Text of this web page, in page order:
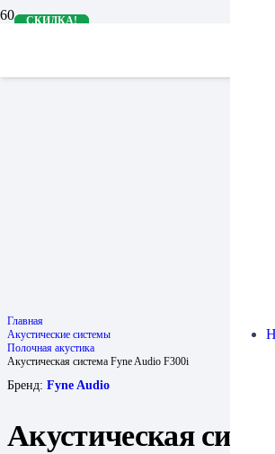
Главная
Акустические системы
Полочная акустика
Акустическая система Fyne Audio F300i
Бренд: Fyne Audio
Акустическая
СКИДКА!
СКИДКА!
СКИДКА!
СКИДКА!
СКИДКА!